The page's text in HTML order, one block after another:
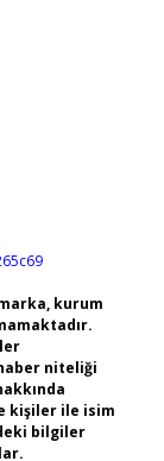
kurum
niteliği
kişiler ile isim
bilgiler